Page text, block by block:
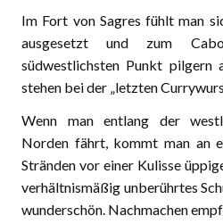
Im Fort von Sagres fühlt man
ausgesetzt und zum
südwestlichsten Punkt pilgern
stehen bei der „letzten
Wenn man entlang der
Norden fährt, kommt man an
Stränden vor einer Kulisse
verhältnismäßig unberührtes
wunderschön. Nachmachen